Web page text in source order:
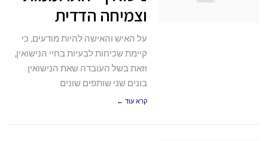
וצמיחה הדדית
על האיש והאישה להיות מודעים, כי
קיימת שכיחות לבעיות בחיי הנישואין,
וזאת בשל העובדה שאת הנישואין
בונים שני שותפים שונים
קרא עוד ←